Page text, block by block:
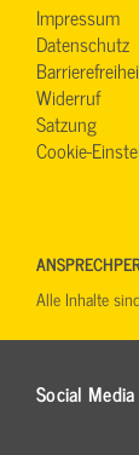
Impressum
Datenschutz
Widerruf
Satzung
Cookie-
Social Media
Alle Inhalte